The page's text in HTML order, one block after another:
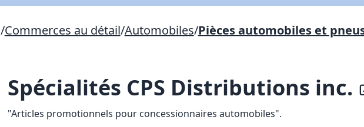
/Commerces au détail/Automobiles/Pièces automobiles et
Spécialités CPS Distributions inc.
"Articles promotionnels pour concessionnaires automobiles".
X Fermer Envoyez
X Fermer Envoyez